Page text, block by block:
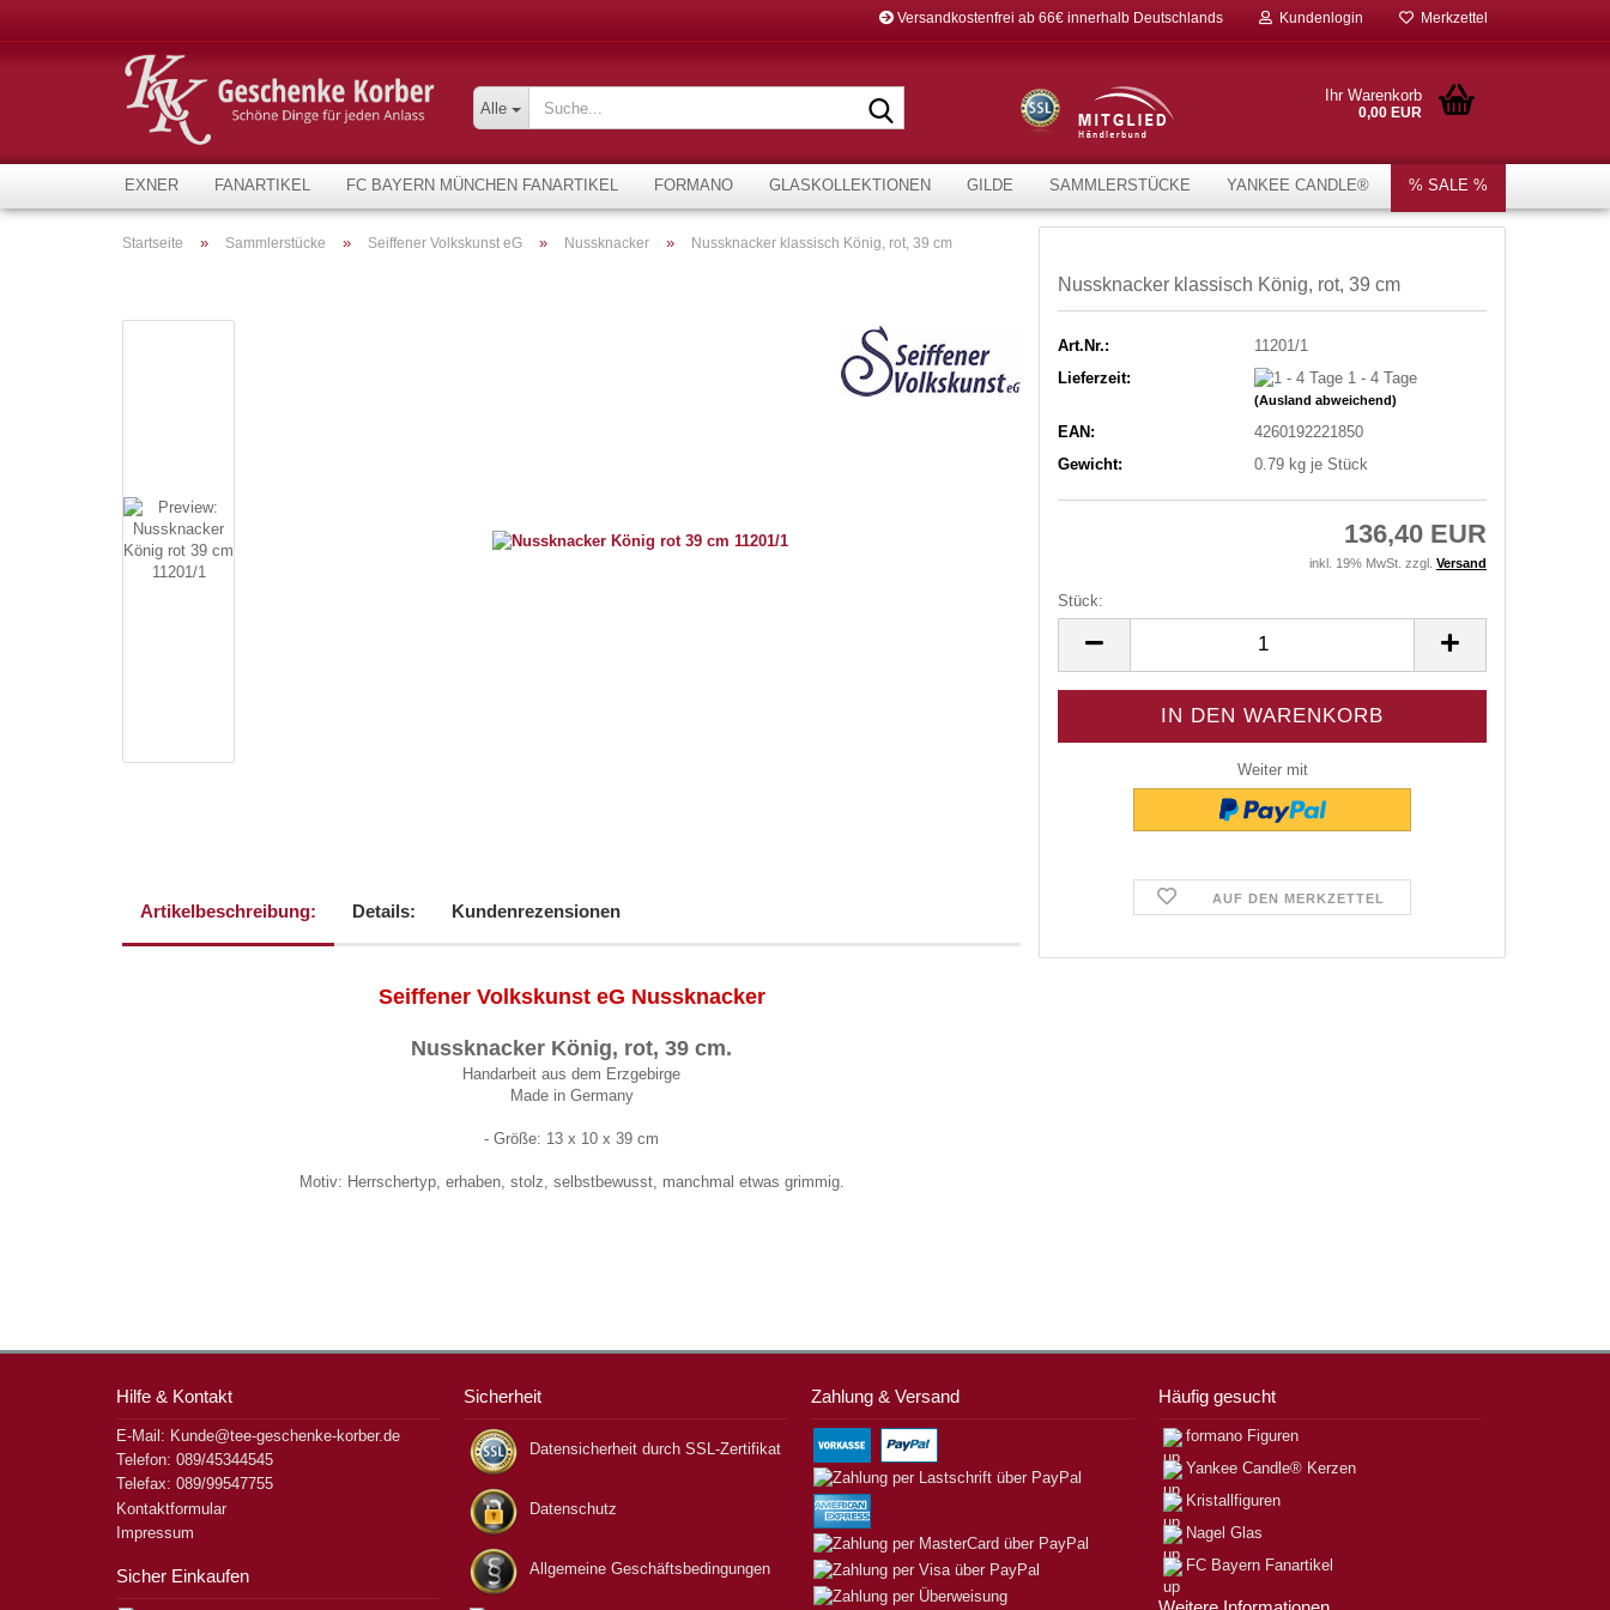
Versandkostenfrei ab 66€ innerhalb Deutschlands Kundenlogin Merkzettel
Alle
Ihr Warenkorb
0,00 EUR
EXNER FANARTIKEL FC BAYERN MÜNCHEN FANARTIKEL FORMANO GLASKOLLEKTIONEN GILDE SAMMLERSTÜCKE YANKEE CANDLE® % SALE %
Startseite » Sammlerstücke » Seiffener Volkskunst eG » Nussknacker » Nussknacker klassisch König, rot, 39 cm
Nussknacker klassisch König, rot, 39 cm
Art.Nr.:
11201/1
Lieferzeit:
1 - 4 Tage
(Ausland abweichend)
EAN:
4260192221850
Gewicht:
0.79 kg je Stück
136,40 EUR
inkl. 19% MwSt. zzgl. Versand
Stück:
Stück
Weiter mit
AUF DEN MERKZETTEL
Artikelbeschreibung: Details: Kundenrezensionen
Seiffener Volkskunst eG Nussknacker
Nussknacker König, rot, 39 cm.
Handarbeit aus dem Erzgebirge
Made in Germany
- Größe: 13 x 10 x 39 cm
Motiv: Herrschertyp, erhaben, stolz, selbstbewusst, manchmal etwas grimmig.
Hilfe & Kontakt
E-Mail: Kunde@tee-geschenke-korber.de
Telefon: 089/45344545
Telefax: 089/99547755
Kontaktformular
Impressum
Sicher Einkaufen
Sicherheit
Datensicherheit durch SSL-Zertifikat
Datenschutz
Allgemeine Geschäftsbedingungen
Zahlung & Versand Häufig gesucht
formano Figuren
Yankee Candle® Kerzen
Kristallfiguren
Nagel Glas
FC Bayern Fanartikel